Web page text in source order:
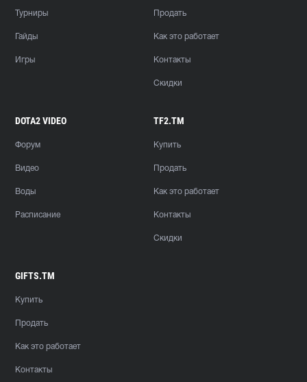
Турниры
Гайды
Игры
Продать
Как это работает
Контакты
Скидки
DOTA2 VIDEO
Форум
Видео
Воды
Расписание
TF2.TM
Купить
Продать
Как это работает
Контакты
Скидки
GIFTS.TM
Купить
Продать
Как это работает
Контакты